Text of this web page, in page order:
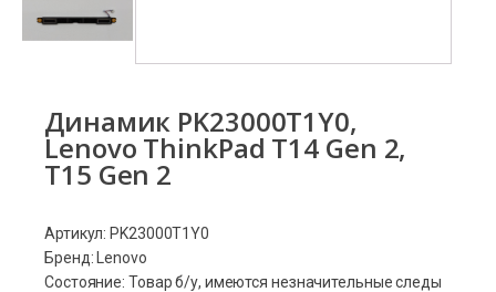
Динамик PK23000T1Y0,
Lenovo ThinkPad T14 Gen 2,
T15 Gen 2
Артикул: PK23000T1Y0
Бренд: Lenovo
Состояние: Товар б/у, имеются незначительные следы